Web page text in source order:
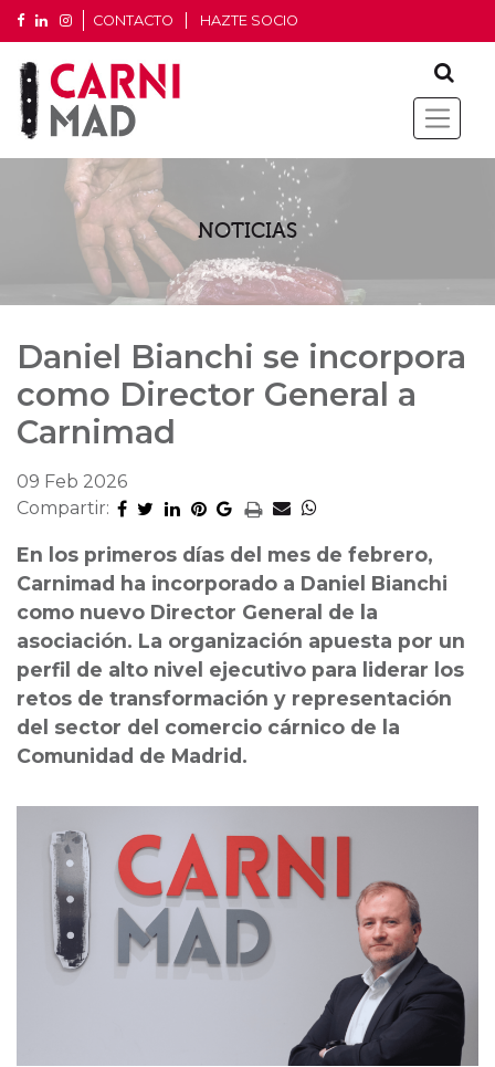
CONTACTO HAZTE SOCIO
NOTICIAS
Daniel Bianchi se incorpora
como Director General a
Carnimad
09 Feb 2026
Compartir:
En los primeros días del mes de febrero,
Carnimad ha incorporado a Daniel Bianchi
como nuevo Director General de la
asociación. La organización apuesta por un
perfil de alto nivel ejecutivo para liderar los
retos de transformación y representación
del sector del comercio cárnico de la
Comunidad de Madrid.